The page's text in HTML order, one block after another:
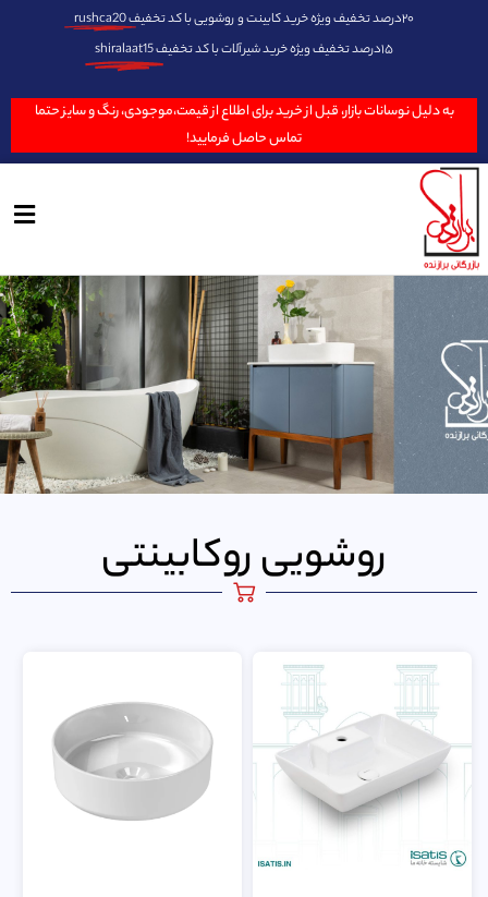
۲۰درصد تخفیف ویژه خرید کابینت و روشویی با کد تخفیف
rushca20
۱۵درصد تخفیف ویژه خرید شیرآلات با کد تخفیف
shiralaat15
به دلیل نوسانات بازار، قبل از خرید برای اطلاع از قیمت،موجودی، رنگ و سایز حتما
تماس حاصل فرمایید!
روشویی روکابینتی